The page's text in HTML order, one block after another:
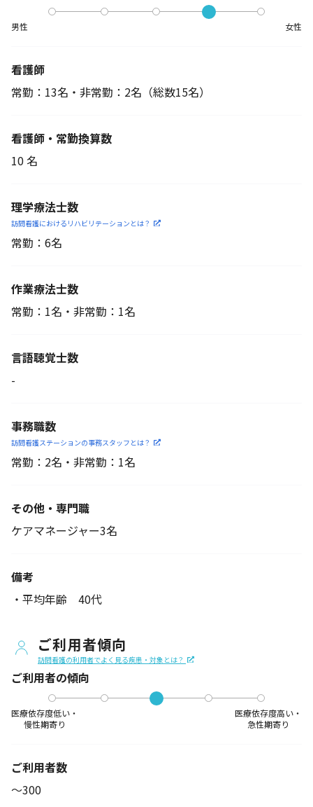
男性 女性
看護師
常勤：13名・非常勤：2名 （総数15名）
看護師・常勤換算数
10 名
理学療法士数
訪問看護におけるリハビリ テーションとは？
常勤：6名
作業療法士数
常勤：1名・非常勤：1名
言語聴覚士数
-
事務職数
訪問看護ステーションの事務スタッフとは？
常勤：2名・非常勤：1名
その他・専門職
ケアマネージャー3名
備考
・平均年齢 40代
ご利用者傾向
訪問看護の利用者でよく見る疾患・対象とは？
ご利用者の傾向
医療依存度低い・
慢性期寄り
医療依存度高い・
急性期寄り
ご利用者数
〜300